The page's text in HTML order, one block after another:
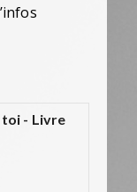
toi - Livre